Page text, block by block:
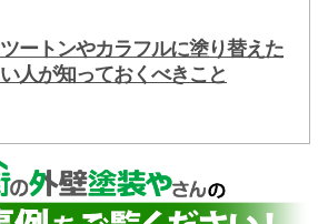
ツートンやカラフルに塗り替えた
い人が知っておくべきこと